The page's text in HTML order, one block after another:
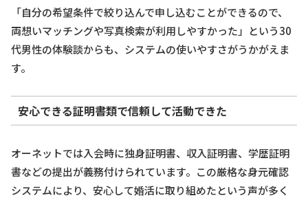
「自分の希望条件で絞り込んで申し込むことができるので、
両想いマッチングや写真検索が利用しやすかった」という30
代男性の体験談からも、システムの使いやすさがうかがえま
す。
安心できる証明書類で信頼して活動できた
オーネットでは入会時に独身証明書、収入証明書、学歴証明
書などの提出が義務付けられています。この厳格な身元確認
システムにより、安心して婚活に取り組めたという声が多く